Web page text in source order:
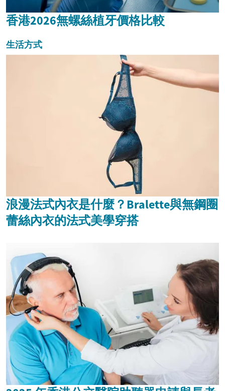
香港2026無螺絲植牙價格比較
生活方式
浪漫法式內衣是什麼？Bralette與無鋼圈
蕾絲內衣的法式美學穿搭